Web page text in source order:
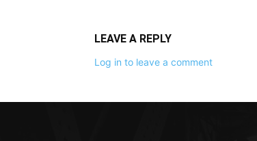
LEAVE A REPLY
Log in to leave a comment